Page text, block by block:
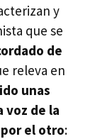
y
que se
de
releva en
unas
voz de la
el otro: